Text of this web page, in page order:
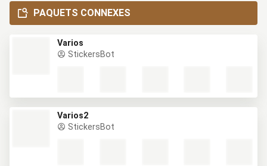
PAQUETS CONNEXES
Varios
StickersBot
Varios2
StickersBot